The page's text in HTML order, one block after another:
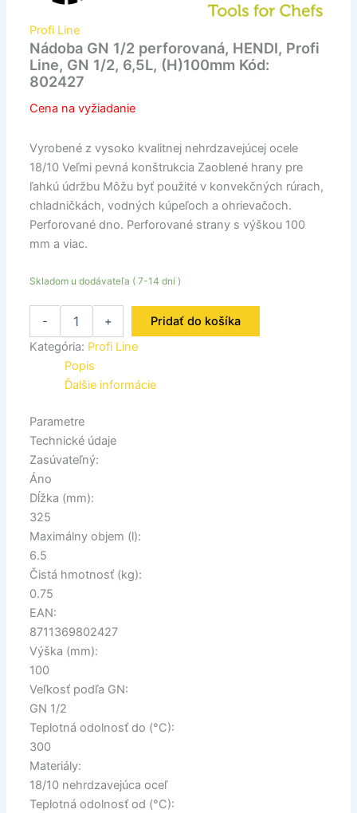
Profi Line
Nádoba GN 1/2 perforovaná, HENDI, Profi
Line, GN 1/2, 6,5L, (H)100mm Kód:
802427
Cena na vyžiadanie
Vyrobené z vysoko kvalitnej nehrdzavejúcej ocele
18/10 Veľmi pevná konštrukcia Zaoblené hrany pre
ľahkú údržbu Môžu byť použité v konvekčných rúrach,
chladničkách, vodných kúpeľoch a ohrievačoch.
Perforované dno. Perforované strany s výškou 100
mm a viac.
Skladom u dodávateľa ( 7-14 dní )
- +
Pridať do košíka
Kategória: Profi Line
Popis
Ďalšie informácie
Parametre
Technické údaje
Zasúvateľný:
Áno
Dĺžka (mm):
325
Maximálny objem (l):
6.5
Čistá hmotnosť (kg):
0.75
EAN:
8711369802427
Výška (mm):
100
Veľkosť podľa GN:
GN 1/2
Teplotná odolnosť do (°C):
300
Materiály:
18/10 nehrdzavejúca oceľ
Teplotná odolnosť od (°C):